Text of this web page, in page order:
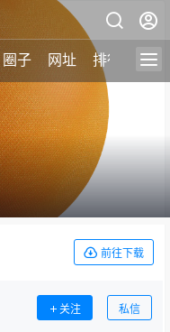
圈子 网址 排行榜
前往下载
关注 私信